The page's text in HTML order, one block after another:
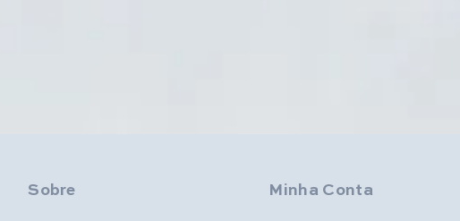
Sobre Minha Conta